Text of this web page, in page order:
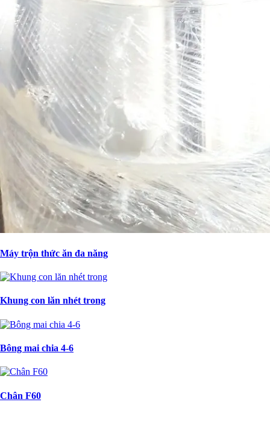
Máy trộn thức ăn đa năng
Khung con lăn nhét trong
Bông mai chia 4-6
Chân F60